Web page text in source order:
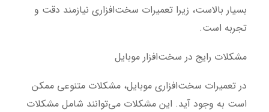
بسیار بالاست، زیرا تعمیرات سخت‌افزاری نیازمند دقت و
تجربه است.
مشکلات رایج در سخت‌افزار موبایل
در تعمیرات سخت‌افزاری موبایل، مشکلات متنوعی ممکن
است به وجود آید. این مشکلات می‌توانند شامل مشکلات